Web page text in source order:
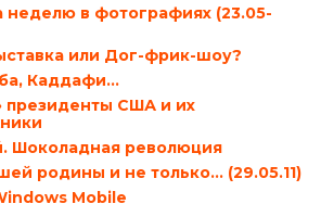
неделю в фотографиях (23.05-
или Дог-фрик-шоу?
Каддафи…
президенты США и их
Шоколадная революция
родины и не только… (29.05.11)
Mobile